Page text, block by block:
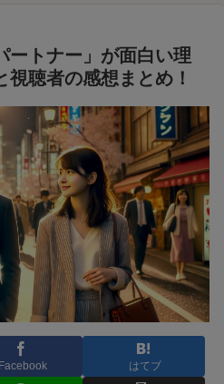
ートナー」が面白い理
聴者の感想まとめ！
Facebook はてブ